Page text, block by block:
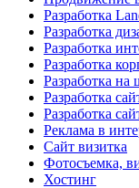
Разработка
Разработка
Разработка
Разработка
Разработка на
Разработка
Разработка
Реклама в
Сайт визитка
Фотосъемка,
Хостинг